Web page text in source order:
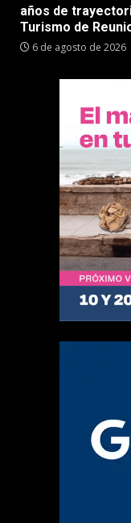
años de
Turismo de
6 de agosto de 2026